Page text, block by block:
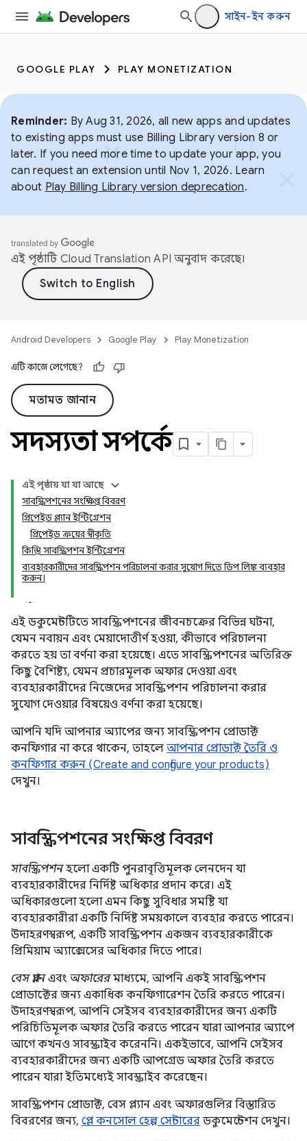
সাইন-ইন করুন
GOOGLE PLAY PLAY MONETIZATION
Reminder: By Aug 31, 2026, all new apps and updates
to existing apps must use Billing Library version 8 or
later. If you need more time to update your app, you
can request an extension until Nov 1, 2026. Learn
about Play Billing Library version deprecation.
এই পৃষ্ঠাটি Cloud Translation API অনুবাদ করেছে।
Android Developers Google Play Play Monetization
এটি কাজে লেগেছে?
মতামত জানান
সদস্যতা সম্পর্কে
এই পৃষ্ঠায় যা যা আছে
সাবস্ক্রিপশনের সংক্ষিপ্ত বিবরণ
প্রিপেইড প্ল্যান ইন্টিগ্রেশন
প্রিপেইড ক্রয়ের স্বীকৃতি
কিস্তি সাবস্ক্রিপশন ইন্টিগ্রেশন
ব্যবহারকারীদের সাবস্ক্রিপশন পরিচালনা করার সুযোগ দিতে ডিপ লিঙ্ক ব্যবহার
করুন।
এই ডকুমেন্টটিতে সাবস্ক্রিপশনের জীবনচক্রের বিভিন্ন ঘটনা,
যেমন নবায়ন এবং মেয়াদোত্তীর্ণ হওয়া, কীভাবে পরিচালনা
করতে হয় তা বর্ণনা করা হয়েছে। এতে সাবস্ক্রিপশনের অতিরিক্ত
কিছু বৈশিষ্ট্য, যেমন প্রচারমূলক অফার দেওয়া এবং
ব্যবহারকারীদের নিজেদের সাবস্ক্রিপশন পরিচালনা করার
সুযোগ দেওয়ার বিষয়েও বর্ণনা করা হয়েছে।
আপনি যদি আপনার অ্যাপের জন্য সাবস্ক্রিপশন প্রোডাক্ট
কনফিগার না করে থাকেন, তাহলে আপনার প্রোডাক্ট তৈরি ও
কনফিগার করুন (Create and configure your products)
দেখুন।
সাবস্ক্রিপশনের সংক্ষিপ্ত বিবরণ
সাবস্ক্রিপশনহলো একটি পুনরাবৃত্তিমূলক লেনদেন যা
ব্যবহারকারীদের নির্দিষ্ট অধিকার প্রদান করে। এই
অধিকারগুলো হলো এমন কিছু সুবিধার সমষ্টি যা
ব্যবহারকারীরা একটি নির্দিষ্ট সময়কালে ব্যবহার করতে পারেন।
উদাহরণস্বরূপ, একটি সাবস্ক্রিপশন একজন ব্যবহারকারীকে
প্রিমিয়াম অ্যাক্সেসের অধিকার দিতে পারে।
বেস প্ল্যানএবং অফারেরমাধ্যমে, আপনি একই সাবস্ক্রিপশন
প্রোডাক্টের জন্য একাধিক কনফিগারেশন তৈরি করতে পারেন।
উদাহরণস্বরূপ, আপনি সেইসব ব্যবহারকারীদের জন্য একটি
পরিচিতিমূলক অফার তৈরি করতে পারেন যারা আপনার অ্যাপে
আগে কখনও সাবস্ক্রাইব করেননি। একইভাবে, আপনি সেইসব
ব্যবহারকারীদের জন্য একটি আপগ্রেড অফার তৈরি করতে
পারেন যারা ইতিমধ্যেই সাবস্ক্রাইব করেছেন।
সাবস্ক্রিপশন প্রোডাক্ট, বেস প্ল্যান এবং অফারগুলির বিস্তারিত
বিবরণের জন্য, প্লে কনসোল হেল্প সেন্টারের ডকুমেন্টেশন দেখুন।